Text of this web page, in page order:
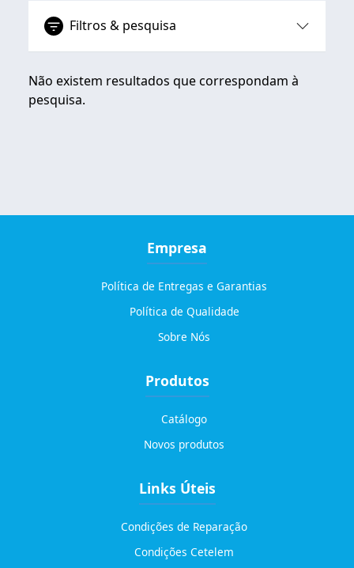
Filtros & pesquisa
Não existem resultados que correspondam à
pesquisa.
Empresa
Política de Entregas e Garantias
Política de Qualidade
Sobre Nós
Produtos
Catálogo
Novos produtos
Links Úteis
Condições de Reparação
Condições Cetelem